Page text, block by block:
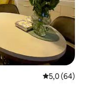
Calificación
5,0 (64)